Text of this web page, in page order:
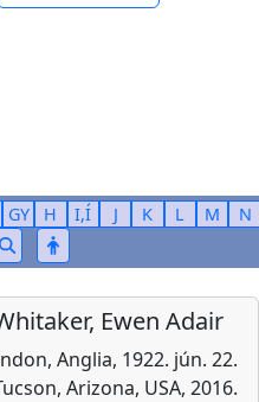
GY H I,Í J K L M
N
Ewen Adair
Anglia, 1922. jún. 22.
Arizona, USA, 2016.